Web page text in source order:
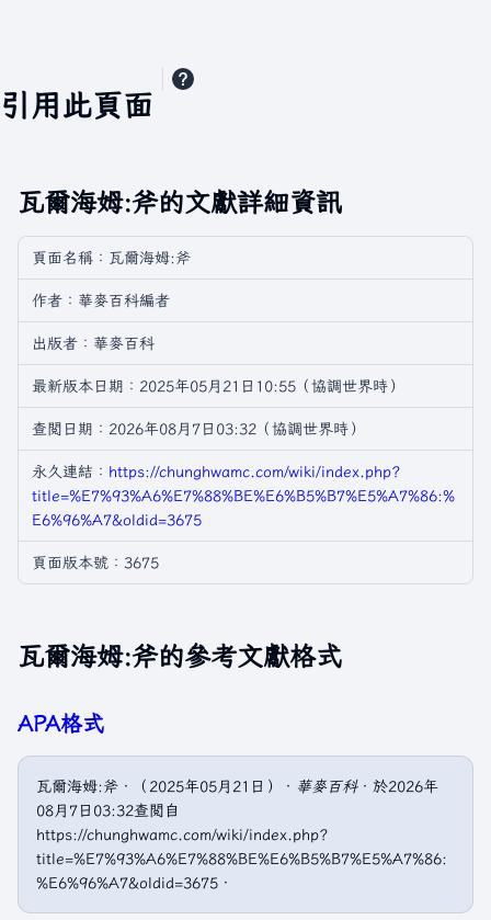
引用此頁面
瓦爾海姆:斧的文獻詳細資訊
頁面名稱：瓦爾海姆:斧
作者：華麥百科編者
出版者：華麥百科
最新版本日期：2025年05月21日10:55（協調世界時）
查閲日期：2026年08月7日03:32（協調世界時）
永久連結： https://chunghwamc.com/wiki/index.php?
title=%E7%93%A6%E7%88%BE%E6%B5%B7%E5%A7%86:%
E6%96%A7&oldid=3675
頁面版本號：3675
瓦爾海姆:斧的參考文獻格式
APA格式
瓦爾海姆:斧．（2025年05月21日）． 華麥百科．於2026年
08月7日03:32查閲自
https://chunghwamc.com/wiki/index.php?
title=%E7%93%A6%E7%88%BE%E6%B5%B7%E5%A7%86:
%E6%96%A7&oldid=3675．